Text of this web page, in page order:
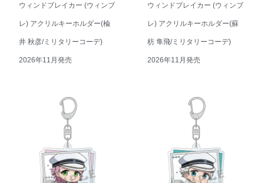
ウィンドブレイカー (ウィンブ
レ) アクリルキーホルダー(楡
井 秋彦/ミリタリーコーデ)
2026年11月発売
ウィンドブレイカー (ウィンブ
レ) アクリルキーホルダー(蘇
枋 隼飛/ミリタリーコーデ)
2026年11月発売